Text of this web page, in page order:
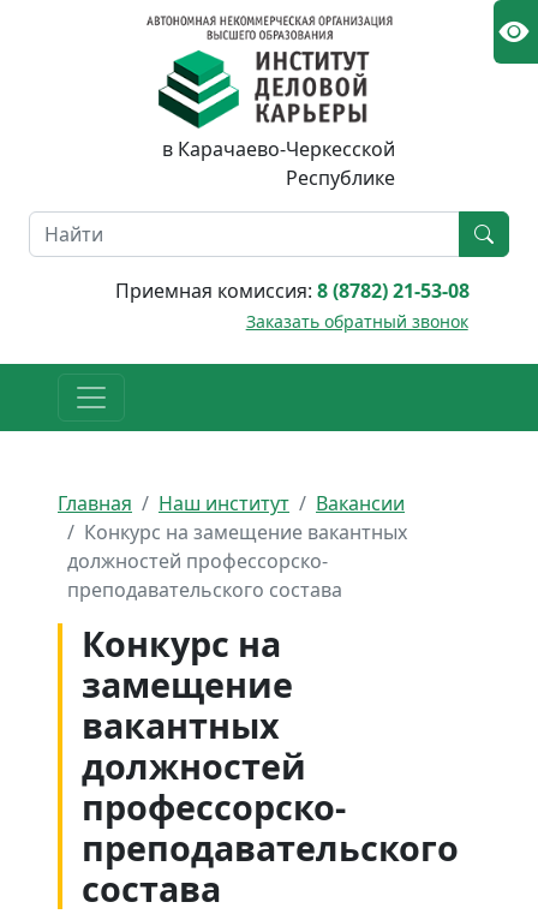
в Карачаево-Черкесской
Республике
Приемная комиссия: 8 (8782) 21-53-08
Заказать обратный звонок
Главная Наш институт
Вакансии
Конкурс на замещение вакантных
должностей профессорско-
преподавательского состава
Конкурс на
замещение
вакантных
должностей
профессорско-
преподавательского
состава